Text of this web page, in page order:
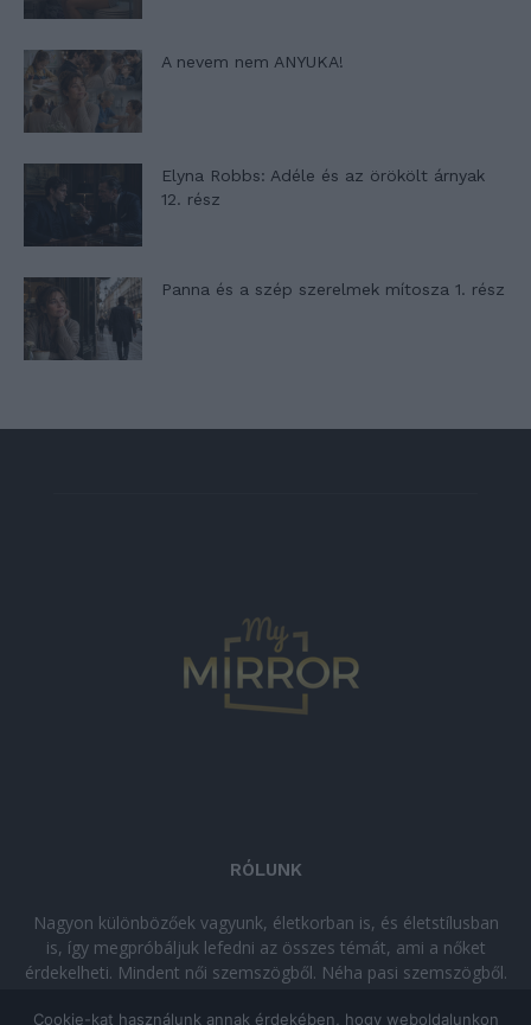
A nevem nem ANYUKA!
Elyna Robbs: Adéle és az örökölt árnyak
12. rész
Panna és a szép szerelmek mítosza 1. rész
RÓLUNK
Nagyon különbözőek vagyunk, életkorban is, és életstílusban
is, így megpróbáljuk lefedni az összes témát, ami a nőket
érdekelheti. Mindent női szemszögből. Néha pasi szemszögből.
Cookie-kat használunk annak érdekében, hogy weboldalunkon